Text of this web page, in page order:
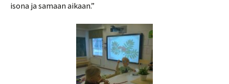
isona ja samaan aikaan.”